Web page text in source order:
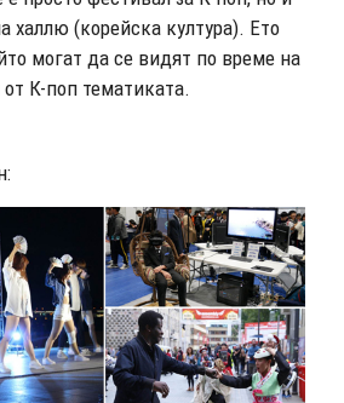
халлю (корейска култура). Ето
могат да се видят по време на
К-поп тематиката.